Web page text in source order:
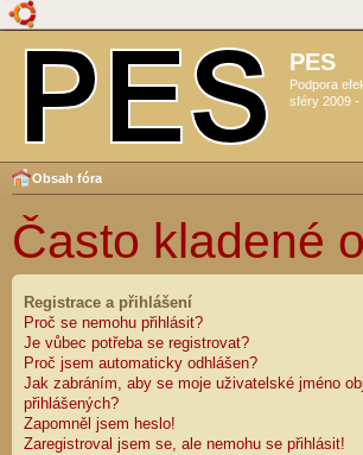
PES
Podpora
sféry 2009 -
Obsah fóra
Často kladené
Registrace a přihlášení
Proč se nemohu přihlásit?
Je vůbec potřeba se registrovat?
Proč jsem automaticky odhlášen?
Jak zabráním, aby se moje uživatelské jméno
přihlášených?
Zapomněl jsem heslo!
Zaregistroval jsem se, ale nemohu se přihlásit!